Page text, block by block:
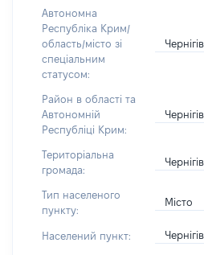
Автономна
Республіка Крим/
область/місто зі
спеціальним
статусом:
Район в області та
Автономній
Республіці Крим:
Територіальна
громада:
Тип населеного
пункту:
Місто
Населений пункт: Чернігів